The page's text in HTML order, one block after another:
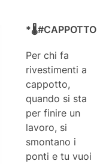
*🌡️#CAPPOTTO
Per chi fa
rivestimenti a
cappotto,
quando si sta
per finire un
lavoro, si
smontano i
ponti e tu vuoi